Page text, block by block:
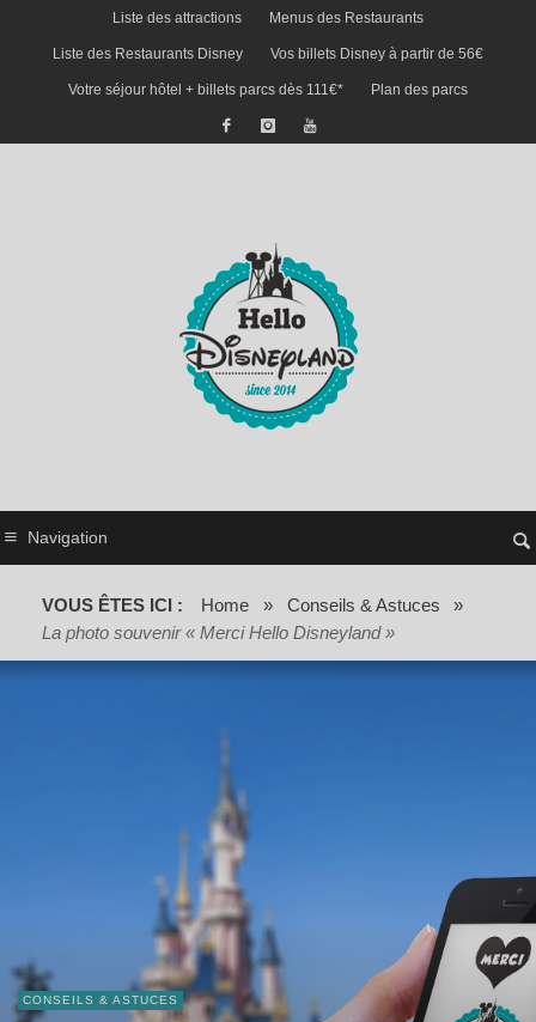
Liste des attractions Menus des Restaurants
Liste des Restaurants Disney Vos billets Disney à partir de 56€
Votre séjour hôtel + billets parcs dès 111€* Plan des parcs
Navigation
VOUS ÊTES ICI : Home » Conseils & Astuces
»
La photo souvenir « Merci Hello Disneyland »
CONSEILS & ASTUCES